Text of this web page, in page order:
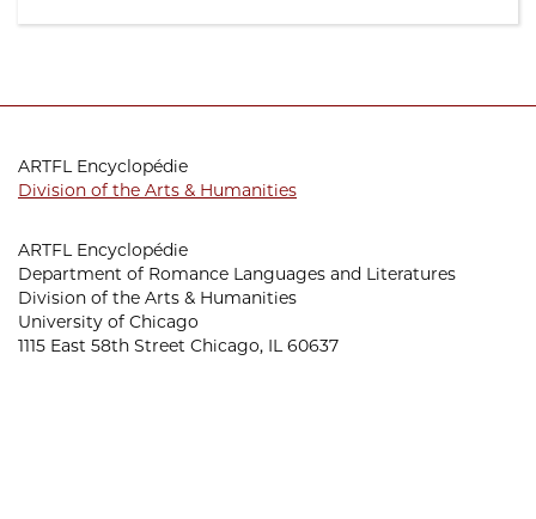
ARTFL Encyclopédie
Division of the Arts & Humanities
ARTFL Encyclopédie
Department of Romance Languages and Literatures
Division of the Arts & Humanities
University of Chicago
1115 East 58th Street Chicago, IL 60637